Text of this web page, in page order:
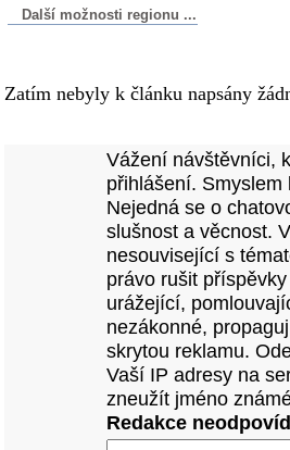
Další možnosti regionu ...
Zatím nebyly k článku napsány
Vážení návštěvníci,
přihlášení.
Nejedná se o
slušnost a věcnost.
nesouvisející s
právo rušit
urážející,
nezákonné,
skrytou reklamu.
Vaší IP adresy na
zneužít jméno
Redakce